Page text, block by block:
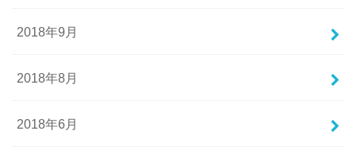
2018年9月
2018年8月
2018年6月